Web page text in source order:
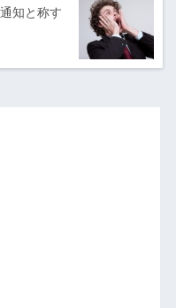
知と称す